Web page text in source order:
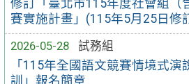
修訂「臺北市115年度社會組（
賽實施計畫」(115年5月25日修
2026-05-28
試務組
「115年全國語文競賽情境式
訓」報名簡章